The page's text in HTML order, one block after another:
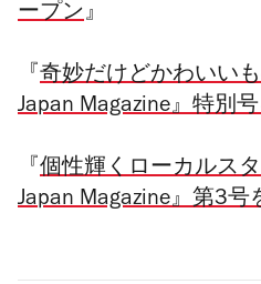
ープン』
『 奇妙だけどかわいい
Japan Magazine』特別
『 個性輝くローカルス
Japan Magazine』第3号